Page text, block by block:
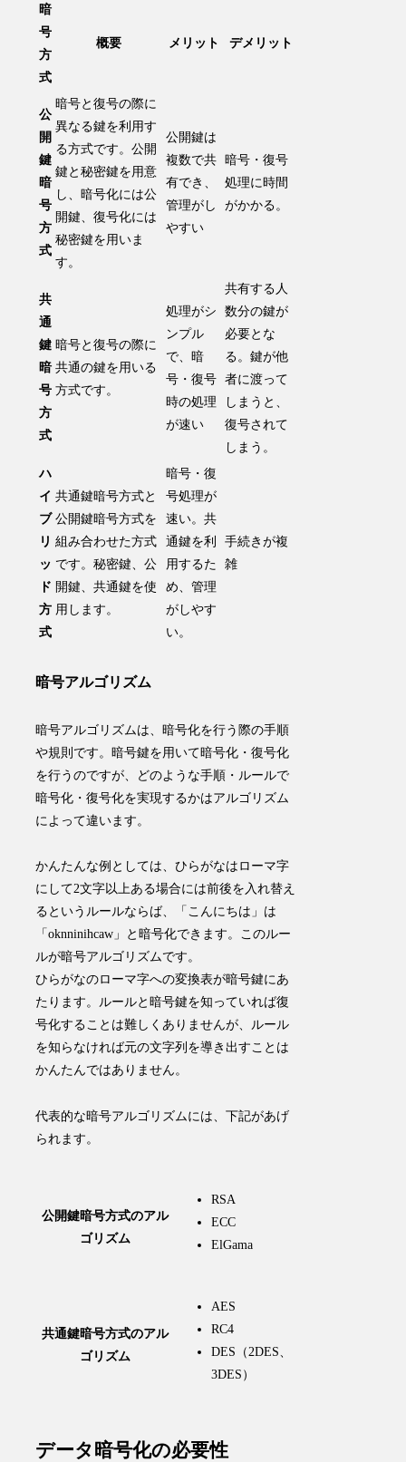
暗
号
方
式
概要 メリット デメリット
公
開
鍵
暗
号
方
式
暗号と復号の際に
異なる鍵を利用す
る方式です。公開
鍵と秘密鍵を用意
し、暗号化には公
開鍵、復号化には
秘密鍵を用いま
す。
公開鍵は
複数で共
有でき、
管理がし
やすい
暗号・復号
処理に時間
がかかる。
共
通
鍵
暗
号
方
式
暗号と復号の際に
共通の鍵を用いる
方式です。
処理がシ
ンプル
で、暗
号・復号
時の処理
が速い
共有する人
数分の鍵が
必要とな
る。鍵が他
者に渡って
しまうと、
復号されて
しまう。
ハ
イ
ブ
リ
ッ
ド
方
式
共通鍵暗号方式と
公開鍵暗号方式を
組み合わせた方式
です。秘密鍵、公
開鍵、共通鍵を使
用します。
暗号・復
号処理が
速い。共
通鍵を利
用するた
め、管理
がしやす
い。
手続きが複
雑
暗号アルゴリズム
暗号アルゴリズムは、暗号化を行う際の手順
や規則です。暗号鍵を用いて暗号化・復号化
を行うのですが、
どのような手順・ルールで
暗号化・復号化を実現するかはアルゴリズム
によって違います。
かんたんな例としては、ひらがなはローマ字
にして2文字以上ある場合には前後を入れ替え
るというルールならば、「こんにちは」は
「oknninihcaw」と暗号化できます。このルー
ルが暗号アルゴリズムです。
ひらがなのローマ字への変換表が暗号鍵にあ
たります。ルールと暗号鍵を知っていれば復
号化することは難しくありませんが、ルール
を知らなければ元の文字列を導き出すことは
かんたんではありません。
代表的な暗号アルゴリズムには、下記があげ
られます。
公開鍵暗号方式のアル
ゴリズム
RSA
ECC
ElGama
共通鍵暗号方式のアル
ゴリズム
AES
RC4
DES（2DES、
3DES）
データ暗号化の必要性